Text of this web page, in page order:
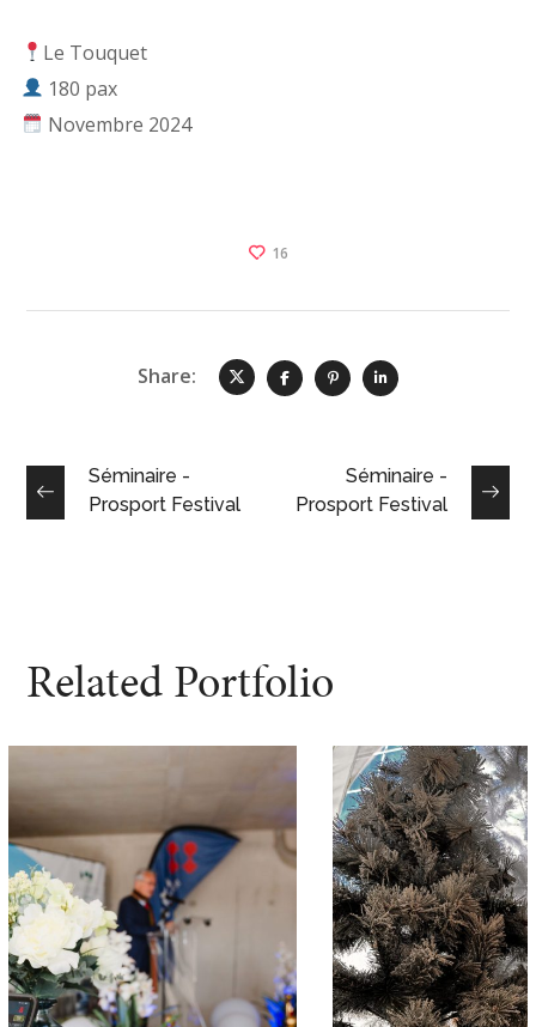
Le Touquet
180 pax
Novembre 2024
16
Share:
Séminaire -
Prosport Festival
Séminaire -
Prosport Festival
Related Portfolio
Reveal – VALTRA
ÉVÉNÉMENTS PRO